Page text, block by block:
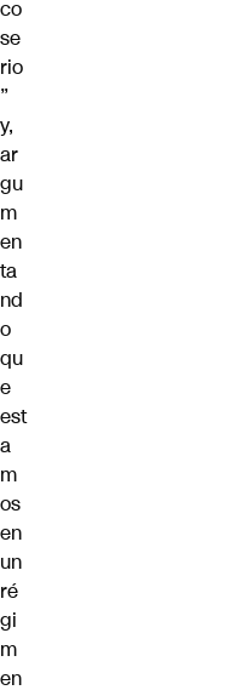
co
se
rio
”
y,
ar
gu
m
en
ta
nd
o
qu
e
est
a
m
os
en
un
ré
gi
m
en